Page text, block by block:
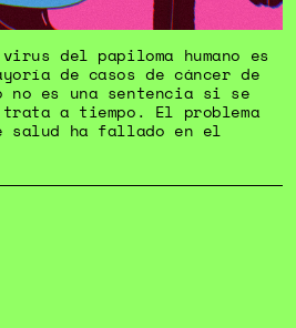
del papiloma humano es
de casos de cáncer de
es una sentencia si se
a tiempo. El problema
salud ha fallado en el